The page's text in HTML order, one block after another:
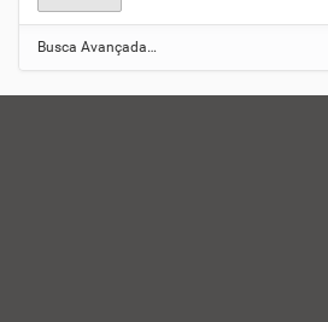
M
-
Busca Avançada…